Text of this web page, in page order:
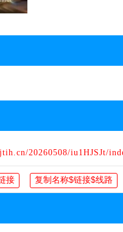
20260508/iu1HJSJt/